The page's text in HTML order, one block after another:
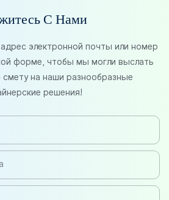
С Нами
электронной почты или номер
форме, чтобы мы могли выслать
смету на наши разнообразные
решения!